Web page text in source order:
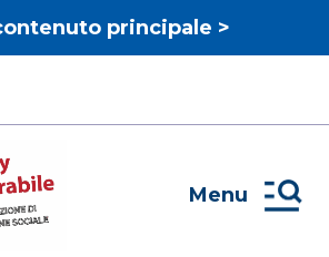
principale >
Menu